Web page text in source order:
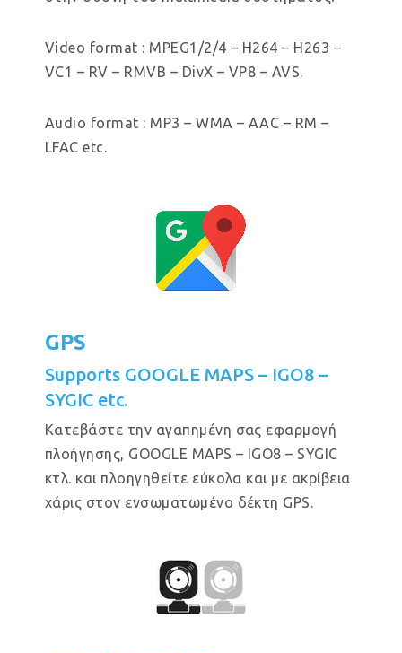
Video format : MPEG1/2/4 – H264 – H263 –
VC1 – RV – RMVB – DivX – VP8 – AVS.
Audio format : MP3 – WMA – AAC – RM –
LFAC etc.
GPS
Supports GOOGLE MAPS – IGO8 –
SYGIC etc.
Κατεβάστε την αγαπημένη σας εφαρμογή
πλοήγησης, GOOGLE MAPS – IGO8 – SYGIC
κτλ. και πλοηγηθείτε εύκολα και με ακρίβεια
χάρις στον ενσωματωμένο δέκτη GPS.